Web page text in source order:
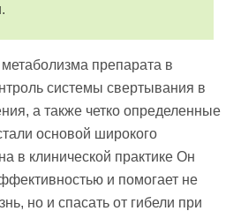
препарата в
системы свертывания в
а также четко определенные
основой широкого
в клинической практике Он
и помогает не
но и спасать от гибели при